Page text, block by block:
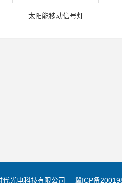
太阳能移动信号灯
光电科技有限公司
冀ICP备